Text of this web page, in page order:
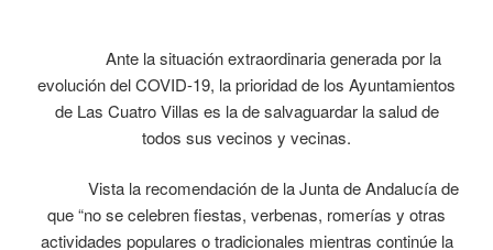
Ante la situación extraordinaria generada por la
evolución del COVID-19, la prioridad de los Ayuntamientos
de Las Cuatro Villas es la de salvaguardar la salud de
todos sus vecinos y vecinas.
Vista la recomendación de la Junta de Andalucía de
que “no se celebren fiestas, verbenas, romerías y otras
actividades populares o tradicionales mientras continúe la